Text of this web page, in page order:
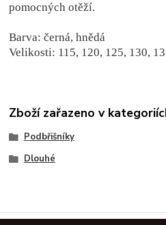
pomocných otěží.
Barva: černá, hnědá
Velikosti: 115, 120, 125, 130,
Zboží zařazeno v
Podbřišníky
Dlouhé